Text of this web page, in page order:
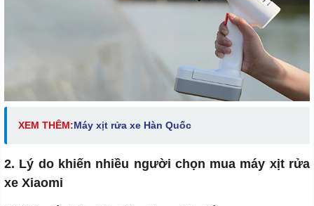
XEM THÊM:Máy xịt rửa xe Hàn Quốc
2. Lý do khiến nhiều người chọn mua máy xịt rửa
xe Xiaomi